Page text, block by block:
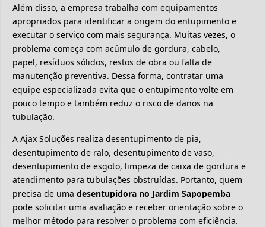
Além disso, a empresa trabalha com equipamentos
apropriados para identificar a origem do entupimento e
executar o serviço com mais segurança. Muitas vezes, o
problema começa com acúmulo de gordura, cabelo,
papel, resíduos sólidos, restos de obra ou falta de
manutenção preventiva. Dessa forma, contratar uma
equipe especializada evita que o entupimento volte em
pouco tempo e também reduz o risco de danos na
tubulação.
A Ajax Soluções realiza desentupimento de pia,
desentupimento de ralo, desentupimento de vaso,
desentupimento de esgoto, limpeza de caixa de gordura e
atendimento para tubulações obstruídas. Portanto, quem
precisa de uma desentupidora no Jardim Sapopemba
pode solicitar uma avaliação e receber orientação sobre o
melhor método para resolver o problema com eficiência.